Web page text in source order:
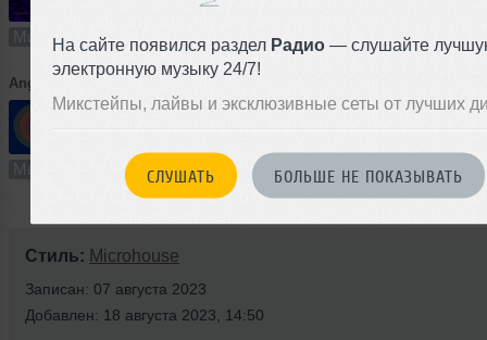
На сайте появился раздел Радио — слушайте
электронную музыку 24/7!
Микстейпы, лайвы и эксклюзивные сеты от лучших
СЛУШАТЬ БОЛЬШЕ НЕ ПОКАЗЫВАТЬ
Микс В плейлист
Angelina Kozvonina Microcurrents
Микс В плейлист (в 1 плейлисте)
Стиль: Microhouse
Записан: 07 августа 2023
Добавлен: 18 августа 2023, 14:50